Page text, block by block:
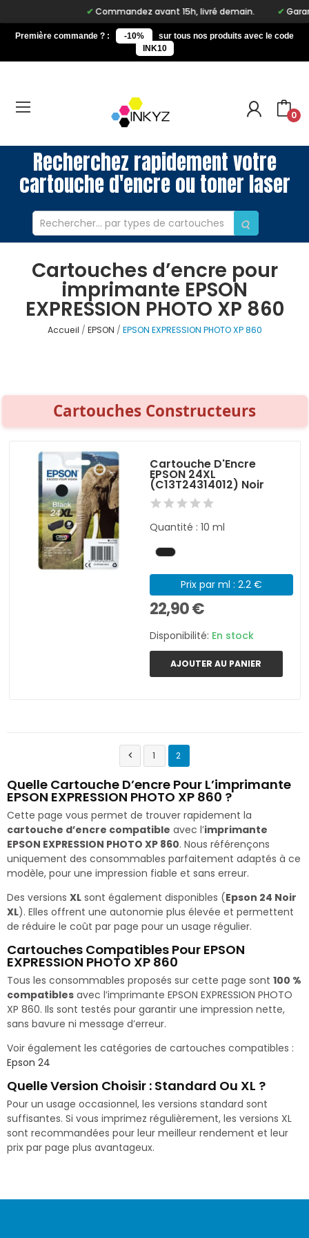
Commandez avant 15h, livré demain.
Première commande ? : -10%
sur tous nos produits avec le code
INK10
0
Recherchez rapidement votre
cartouche d'encre ou toner laser
Cartouches d’encre pour
imprimante EPSON
EXPRESSION PHOTO XP 860
Accueil EPSON EPSON EXPRESSION PHOTO XP 860
Cartouches Constructeurs
Cartouche D'Encre
EPSON 24XL
(C13T24314012) Noir
Quantité : 10 ml
Prix par ml : 2.2 €
22,90 €
Disponibilité: En stock
AJOUTER AU PANIER
 1 2
Quelle Cartouche D’encre Pour L’imprimante
EPSON EXPRESSION PHOTO XP 860 ?
Cette page vous permet de trouver rapidement la
cartouche d’encre compatible avec l’imprimante
EPSON EXPRESSION PHOTO XP 860. Nous référençons
uniquement des consommables parfaitement adaptés à ce
modèle, pour une impression fiable et sans erreur.
Des versions XL sont également disponibles (Epson 24 Noir
XL). Elles offrent une autonomie plus élevée et permettent
de réduire le coût par page pour un usage régulier.
Cartouches Compatibles Pour EPSON
EXPRESSION PHOTO XP 860
Tous les consommables proposés sur cette page sont 100 %
compatibles avec l’imprimante EPSON EXPRESSION PHOTO
XP 860. Ils sont testés pour garantir une impression nette,
sans bavure ni message d’erreur.
Voir également les catégories de cartouches compatibles :
Epson 24
Quelle Version Choisir : Standard Ou XL ?
Pour un usage occasionnel, les versions standard sont
suffisantes. Si vous imprimez régulièrement, les versions XL
sont recommandées pour leur meilleur rendement et leur
prix par page plus avantageux.